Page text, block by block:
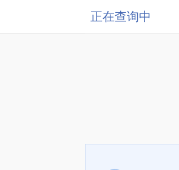
正在查询中